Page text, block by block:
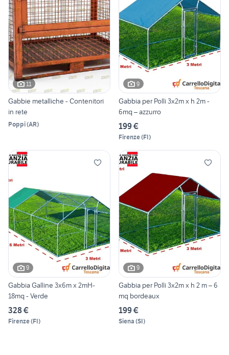
11
Gabbie metalliche - Contenitori
in rete
Poppi(AR)
9
Gabbia per Polli 3x2m x h 2m -
6mq – azzurro
199 €
Firenze(FI)
9
Gabbia Galline 3x6m x 2mH-
18mq - Verde
328 €
Firenze(FI)
9
Gabbia per Polli 3x2m x h 2 m – 6
mq bordeaux
199 €
Siena (SI)